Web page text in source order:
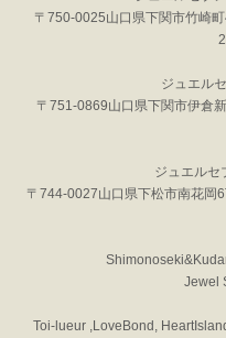
〒750-0025山口県下関市竹崎
ジュエル
〒751-0869山口県下関市伊倉
ジュエルセ
〒744-0027山口県下松市南花
Jewel
Toi-lueur ,LoveBond,